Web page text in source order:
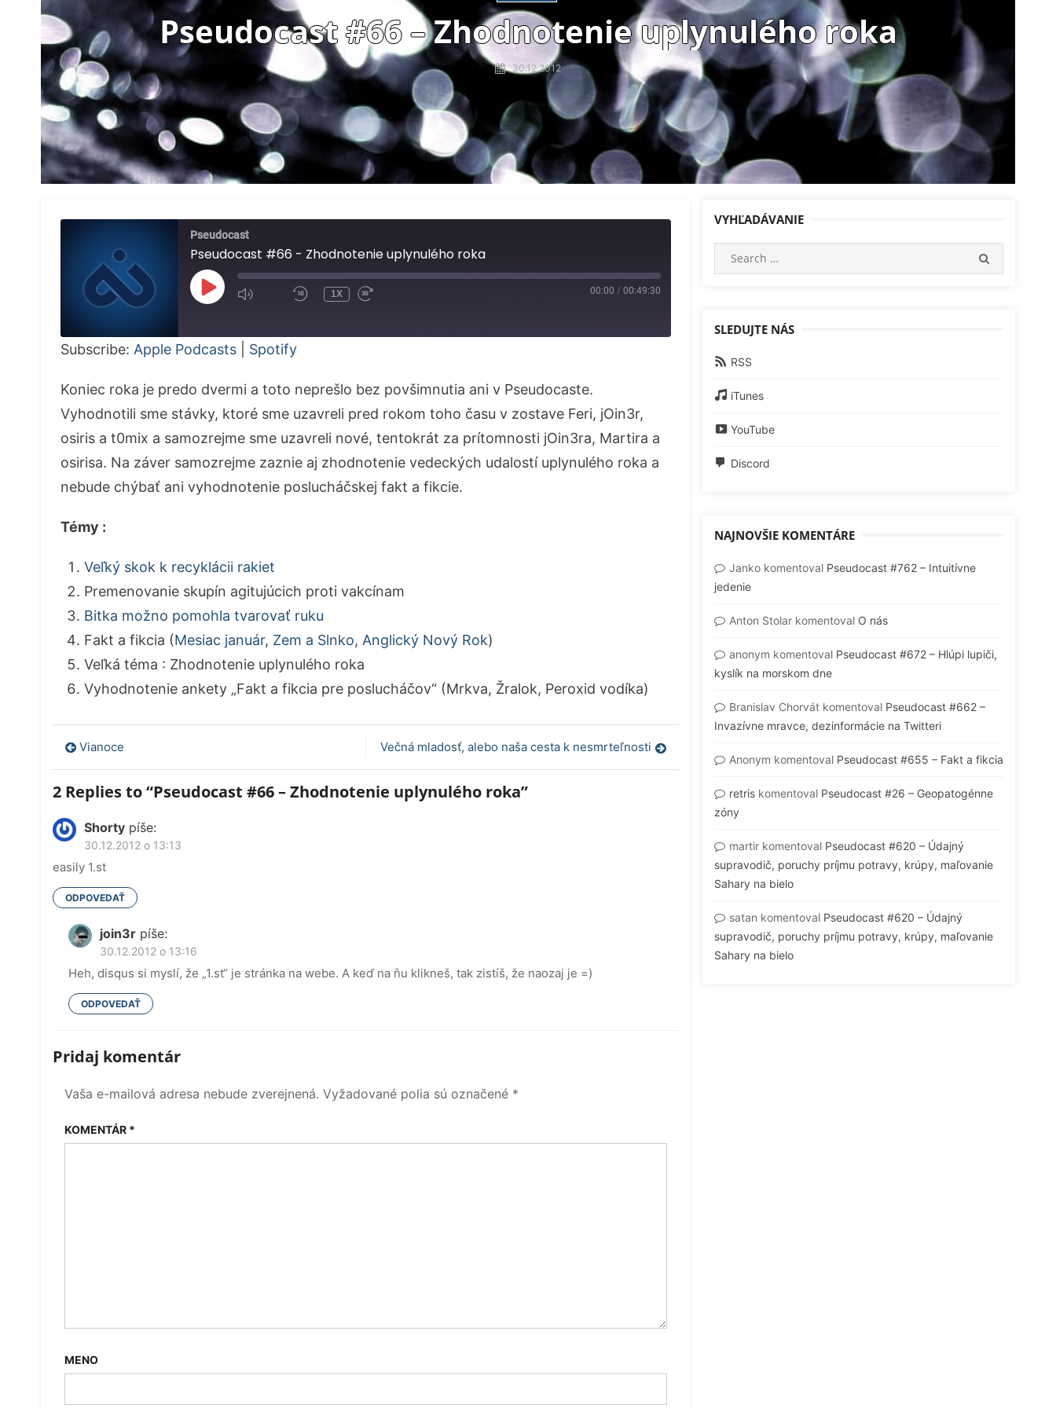
Pseudocast #66 – Zhodnotenie uplynulého roka
30.12.2012
Pseudocast
Pseudocast #66 - Zhodnotenie uplynulého roka
PLAY
EPISODE
1X 00:00 / 00:49:30
Subscribe: Apple Podcasts Spotify
Koniec roka je predo dvermi a toto neprešlo bez povšimnutia ani v Pseudocaste.
Vyhodnotili sme stávky, ktoré sme uzavreli pred rokom toho času v zostave Feri, jOin3r,
osiris a t0mix a samozrejme sme uzavreli nové, tentokrát za prítomnosti jOin3ra, Martira a
osirisa. Na záver samozrejme zaznie aj zhodnotenie vedeckých udalostí uplynulého roka a
nebude chýbať ani vyhodnotenie poslucháčskej fakt a fikcie.
Témy :
Veľký skok k recyklácii rakiet
Premenovanie skupín agitujúcich proti vakcínam
Bitka možno pomohla tvarovať ruku
Fakt a fikcia (Mesiac január, Zem a Slnko, Anglický Nový Rok)
Veľká téma : Zhodnotenie uplynulého roka
Vyhodnotenie ankety „Fakt a fikcia pre poslucháčov“ (Mrkva, Žralok, Peroxid vodíka)
Navigácia
v
článku
Vianoce Večná mladosť, alebo naša cesta k nesmrteľnosti
2 Replies to “Pseudocast #66 – Zhodnotenie uplynulého roka”
Shorty píše:
30.12.2012 o 13:13
easily 1.st
ODPOVEDAŤ
join3r píše:
30.12.2012 o 13:16
Heh, disqus si myslí, že „1.st“ je stránka na webe. A keď na ňu klikneš, tak zistíš, že naozaj je =)
ODPOVEDAŤ
Pridaj komentár
Vaša e-mailová adresa nebude zverejnená. Vyžadované polia sú označené *
KOMENTÁR *
MENO
VYHĽADÁVANIE
SLEDUJTE NÁS
RSS
iTunes
YouTube
Discord
NAJNOVŠIE KOMENTÁRE
Jankokomentoval Pseudocast #762 – Intuitívne
jedenie
Anton Stolarkomentoval O nás
anonym komentoval Pseudocast #672 – Hlúpi lupiči,
kyslík na morskom dne
Branislav Chorvátkomentoval Pseudocast #662 –
Invazívne mravce, dezinformácie na Twitteri
Anonym komentoval Pseudocast #655 – Fakt a fikcia
retriskomentoval Pseudocast #26 – Geopatogénne
zóny
martirkomentoval Pseudocast #620 – Údajný
supravodič, poruchy príjmu potravy, krúpy, maľovanie
Sahary na bielo
satan komentoval Pseudocast #620 – Údajný
supravodič, poruchy príjmu potravy, krúpy, maľovanie
Sahary na bielo